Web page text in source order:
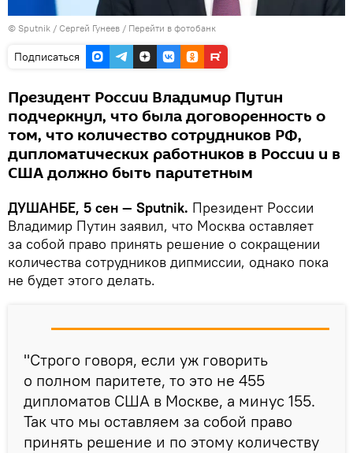
© Sputnik / Сергей Гунеев / Перейти в фотобанк
Подписаться
Президент России Владимир Путин
подчеркнул, что была договоренность о
том, что количество сотрудников РФ,
дипломатических работников в России и в
США должно быть паритетным
ДУШАНБЕ, 5 сен — Sputnik. Президент России
Владимир Путин заявил, что Москва оставляет
за собой право принять решение о сокращении
количества сотрудников дипмиссии, однако пока
не будет этого делать.
"Строго говоря, если уж говорить
о полном паритете, то это не 455
дипломатов США в Москве, а минус 155.
Так что мы оставляем за собой право
принять решение и по этому количеству